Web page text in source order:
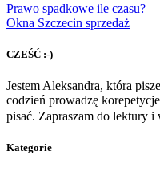
Prawo spadkowe ile czasu?
Okna Szczecin sprzedaż
CZEŚĆ :-)
Jestem Aleksandra, która
codzień prowadzę
pisać. Zapraszam do lektury i
Kategorie